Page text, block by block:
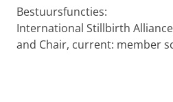
Bestuursfuncties:
International Stillbirth
and Chair, current: member